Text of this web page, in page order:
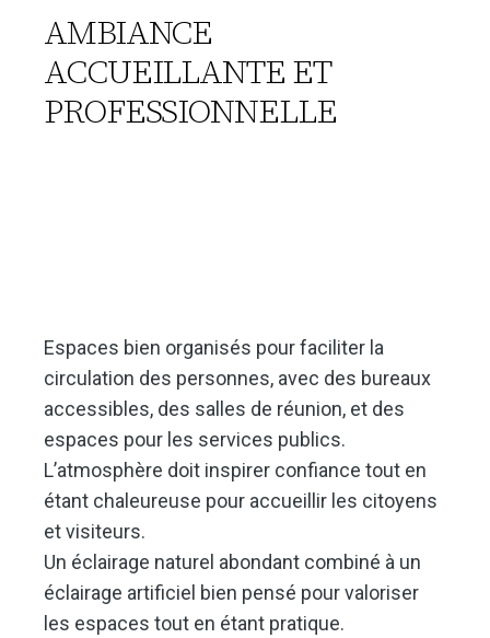
AMBIANCE
ACCUEILLANTE ET
PROFESSIONNELLE
Espaces bien organisés pour faciliter la
circulation des personnes, avec des bureaux
accessibles, des salles de réunion, et des
espaces pour les services publics.
L’atmosphère doit inspirer confiance tout en
étant chaleureuse pour accueillir les citoyens
et visiteurs.
Un éclairage naturel abondant combiné à un
éclairage artificiel bien pensé pour valoriser
les espaces tout en étant pratique.